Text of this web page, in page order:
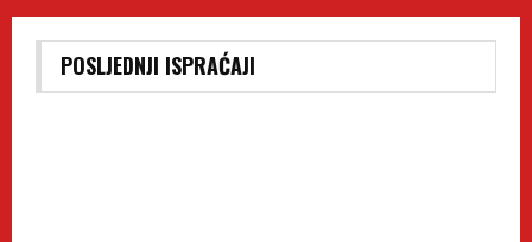
POSLJEDNJI ISPRAĆAJI